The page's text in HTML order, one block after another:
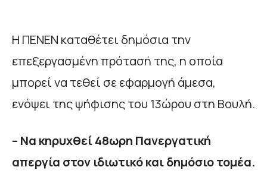
Η ΠΕΝΕΝ καταθέτει δημόσια την
επεξεργασμένη πρότασή της, η οποία
μπορεί να τεθεί σε εφαρμογή άμεσα,
ενόψει της ψήφισης του 13ώρου στη Βουλή.
– Να κηρυχθεί 48ωρη Πανεργατική
απεργία στον ιδιωτικό και δημόσιο τομέα.